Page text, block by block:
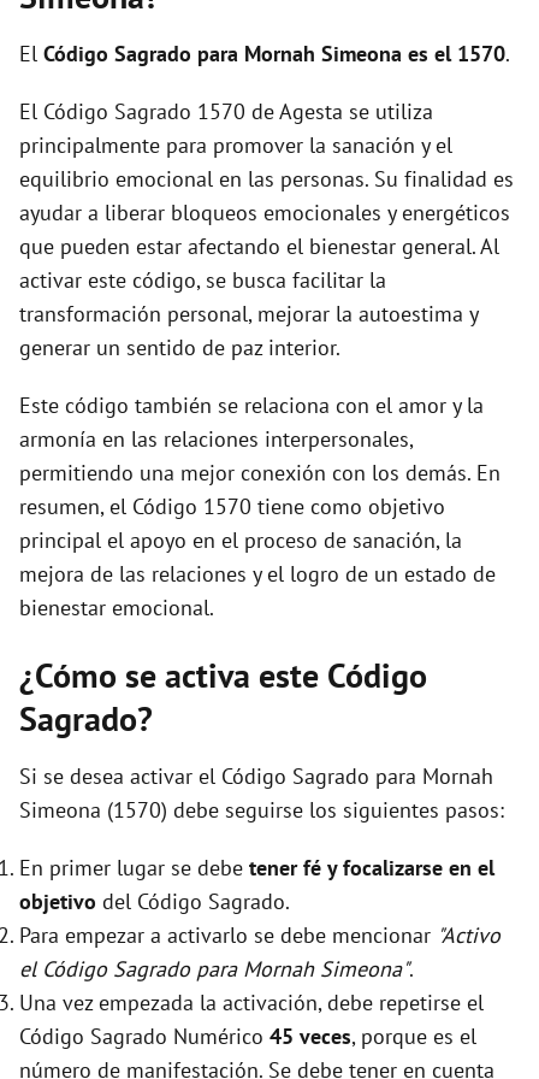
e
o
El Código Sagrado para Mornah Simeona es el 1570.
El Código Sagrado 1570 de Agesta se utiliza
principalmente para promover la sanación y el
equilibrio emocional en las personas. Su finalidad es
ayudar a liberar bloqueos emocionales y energéticos
que pueden estar afectando el bienestar general. Al
activar este código, se busca facilitar la
transformación personal, mejorar la autoestima y
generar un sentido de paz interior.
Este código también se relaciona con el amor y la
armonía en las relaciones interpersonales,
permitiendo una mejor conexión con los demás. En
resumen, el Código 1570 tiene como objetivo
principal el apoyo en el proceso de sanación, la
mejora de las relaciones y el logro de un estado de
bienestar emocional.
¿Cómo se activa este Código
Sagrado?
Si se desea activar el Código Sagrado para Mornah
Simeona (1570) debe seguirse los siguientes pasos:
En primer lugar se debe tener fé y focalizarse en el
objetivo del Código Sagrado.
Para empezar a activarlo se debe mencionar "Activo
el Código Sagrado para Mornah Simeona".
Una vez empezada la activación, debe repetirse el
Código Sagrado Numérico 45 veces, porque es el
número de manifestación. Se debe tener en cuenta